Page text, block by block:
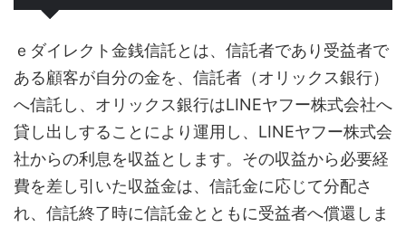
ｅダイレクト金銭信託とは、信託者であり受益者で
ある顧客が自分の金を、信託者（オリックス銀行）
へ信託し、オリックス銀行はLINEヤフー株式会社へ
貸し出しすることにより運用し、LINEヤフー株式会
社からの利息を収益とします。その収益から必要経
費を差し引いた収益金は、信託金に応じて分配さ
れ、信託終了時に信託金とともに受益者へ償還しま